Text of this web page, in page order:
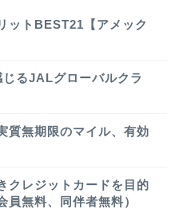
ットBEST21【アメック
じるJALグローバルクラ
質無期限のマイル、有効
クレジットカードを目的
員無料、同伴者無料）